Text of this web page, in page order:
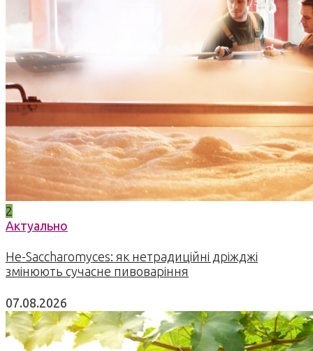
2
Актуально
Не-Saccharomyces: як нетрадиційні дріжджі
змінюють сучасне пивоваріння
07.08.2026